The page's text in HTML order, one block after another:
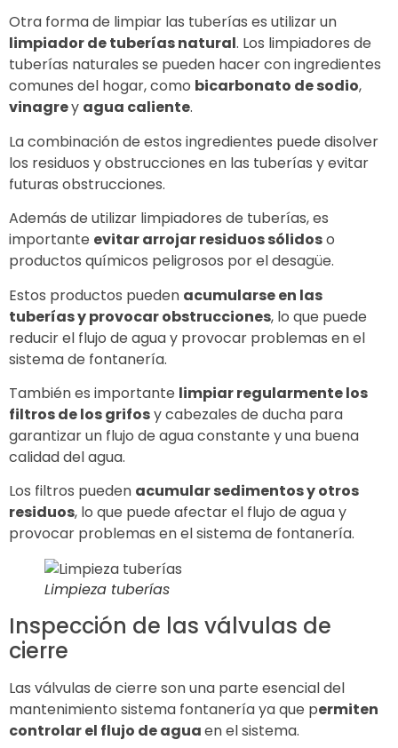
Otra forma de limpiar las tuberías es utilizar un
limpiador de tuberías natural. Los limpiadores de
tuberías naturales se pueden hacer con ingredientes
comunes del hogar, como bicarbonato de sodio,
vinagrey agua caliente.
La combinación de estos ingredientes puede disolver
los residuos y obstrucciones en las tuberías y evitar
futuras obstrucciones.
Además de utilizar limpiadores de tuberías, es
importante evitar arrojar residuos sólidoso
productos químicos peligrosos por el desagüe.
Estos productos pueden acumularse en las
tuberías y provocar obstrucciones, lo que puede
reducir el flujo de agua y provocar problemas en el
sistema de fontanería.
También es importante limpiar regularmente los
filtros de los grifosy cabezales de ducha para
garantizar un flujo de agua constante y una buena
calidad del agua.
Los filtros pueden acumular sedimentos y otros
residuos, lo que puede afectar el flujo de agua y
provocar problemas en el sistema de fontanería.
Limpieza tuberías
Inspección de las válvulas de
cierre
Las válvulas de cierre son una parte esencial del
mantenimiento sistema fontanería ya que permiten
controlar el flujo de aguaen el sistema.